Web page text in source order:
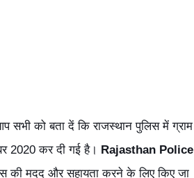
सभी को बता दें कि राजस्थान पुलिस में ग्राम
2020 कर दी गई है। Rajasthan Police
की मदद और सहायता करने के लिए किए जा